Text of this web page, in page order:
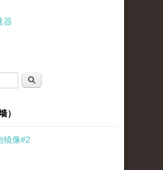
器
搜索
）
镜像#2